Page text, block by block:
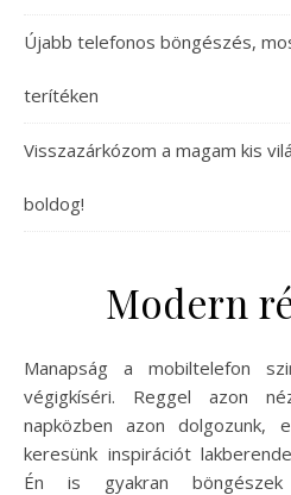
Újabb telefonos böngészés,
terítéken
Visszazárkózom a magam kis
boldog!
Modern
Manapság a mobiltelefon szinte az egész életünket
végigkíséri. Reggel azon
napközben azon dolgozunk,
keresünk inspirációt
Én is gyakran